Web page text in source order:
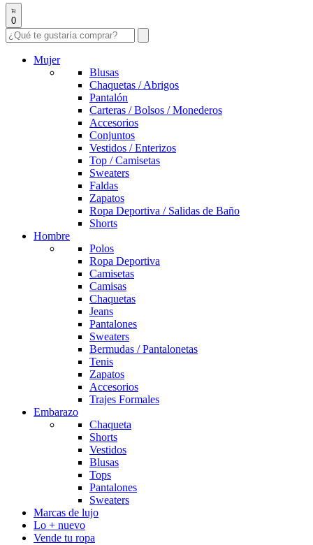
0
Mujer
Blusas
Chaquetas / Abrigos
Pantalón
Carteras / Bolsos / Monederos
Accesorios
Conjuntos
Vestidos / Enterizos
Top / Camisetas
Sweaters
Faldas
Zapatos
Ropa Deportiva / Salidas de Baño
Shorts
Hombre
Polos
Ropa Deportiva
Camisetas
Camisas
Chaquetas
Jeans
Pantalones
Sweaters
Bermudas / Pantalonetas
Tenis
Zapatos
Accesorios
Trajes Formales
Embarazo
Chaqueta
Shorts
Vestidos
Blusas
Tops
Pantalones
Sweaters
Marcas de lujo
Lo + nuevo
Vende tu ropa